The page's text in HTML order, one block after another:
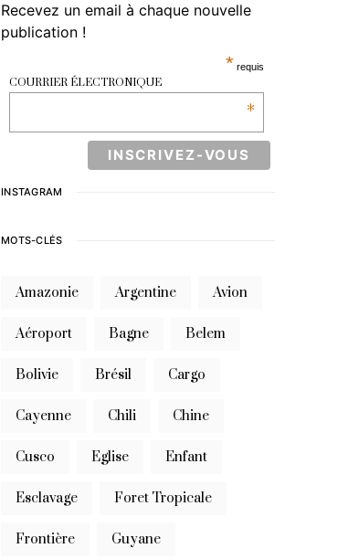
Recevez un email à chaque nouvelle
publication !
* requis
COURRIER ÉLECTRONIQUE
*
INSTAGRAM
MOTS-CLÉS
Amazonie Argentine Avion
Aéroport Bagne Belem
Bolivie Brésil Cargo
Cayenne Chili Chine
Cusco Eglise Enfant
Esclavage Foret Tropicale
Frontière Guyane